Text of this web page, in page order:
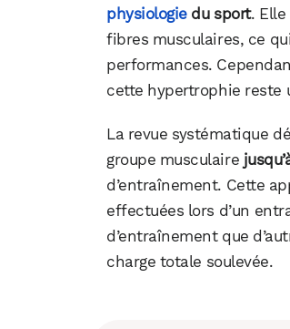
physiologiedu sport.
fibres musculaires, ce
performances.
cette hypertrophie reste
La revue systématique
groupe musculaire
d’entraînement. Cette
effectuées lors d’un
d’entraînement que
charge totale soulevée.